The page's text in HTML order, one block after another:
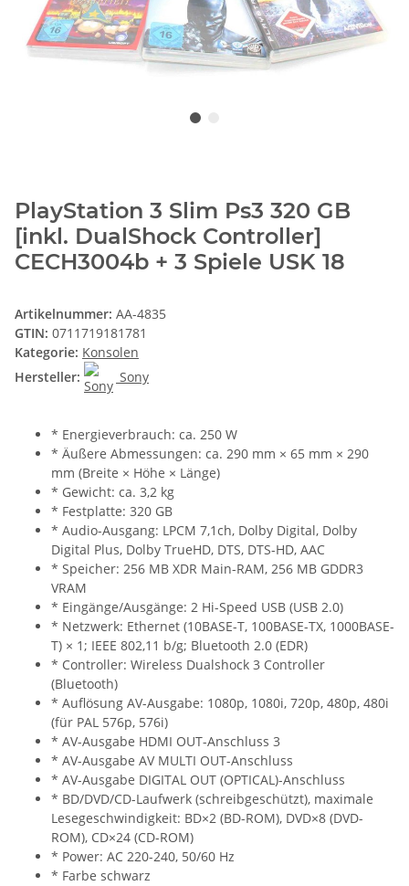
PlayStation 3 Slim Ps3 320 GB
[inkl. DualShock Controller]
CECH3004b + 3 Spiele USK 18
Artikelnummer: AA-4835
GTIN: 0711719181781
Kategorie: Konsolen
Hersteller:
Sony
* Energieverbrauch: ca. 250 W
* Äußere Abmessungen: ca. 290 mm × 65 mm × 290
mm (Breite × Höhe × Länge)
* Gewicht: ca. 3,2 kg
* Festplatte: 320 GB
* Audio-Ausgang: LPCM 7,1ch, Dolby Digital, Dolby
Digital Plus, Dolby TrueHD, DTS, DTS-HD, AAC
* Speicher: 256 MB XDR Main-RAM, 256 MB GDDR3
VRAM
* Eingänge/Ausgänge: 2 Hi-Speed USB (USB 2.0)
* Netzwerk: Ethernet (10BASE-T, 100BASE-TX, 1000BASE-
T) × 1; IEEE 802,11 b/g; Bluetooth 2.0 (EDR)
* Controller: Wireless Dualshock 3 Controller
(Bluetooth)
* Auflösung AV-Ausgabe: 1080p, 1080i, 720p, 480p, 480i
(für PAL 576p, 576i)
* AV-Ausgabe HDMI OUT-Anschluss 3
* AV-Ausgabe AV MULTI OUT-Anschluss
* AV-Ausgabe DIGITAL OUT (OPTICAL)-Anschluss
* BD/DVD/CD-Laufwerk (schreibgeschützt), maximale
Lesegeschwindigkeit: BD×2 (BD-ROM), DVD×8 (DVD-
ROM), CD×24 (CD-ROM)
* Power: AC 220-240, 50/60 Hz
* Farbe schwarz